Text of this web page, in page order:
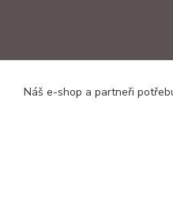
Náš e-shop a partneři